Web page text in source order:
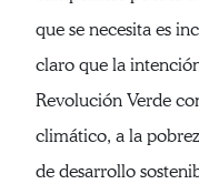
que se necesita es
claro que la
Revolución Verde
climático, a la
de desarrollo